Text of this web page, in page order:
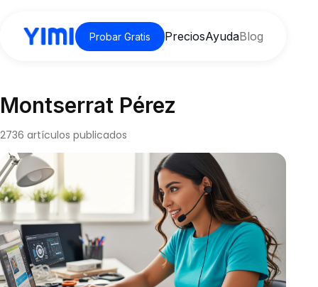
Probar Gratis PreciosAyudaBlog
Montserrat Pérez
2736 artículos publicados